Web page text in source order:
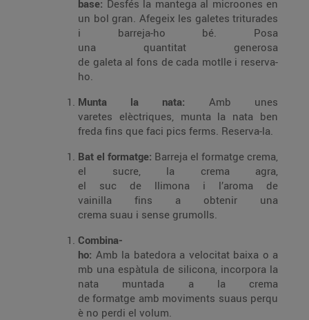
base: Desfés la mantega al microones en
un bol gran. Afegeix les galetes triturades
i barreja-ho bé. Posa
una quantitat generosa
de galeta al fons de cada motlle i reserva-
ho.
Munta la nata: Amb unes
varetes elèctriques, munta la nata ben
freda fins que faci pics ferms. Reserva-la.
Bat el formatge: Barreja el formatge crema,
el sucre, la crema agra,
el suc de llimona i l’aroma de
vainilla fins a obtenir una
crema suau i sense grumolls.
Combina-
ho: Amb la batedora a velocitat baixa o a
mb una espàtula de silicona, incorpora la
nata muntada a la crema
de formatge amb moviments suaus perqu
è no perdi el volum.